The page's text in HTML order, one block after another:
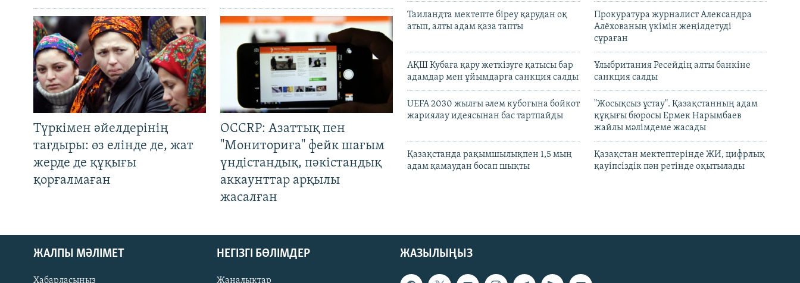
Түркімен әйелдерінің
тағдыры: өз елінде де, жат
жерде де құқығы
қорғалмаған
OCCRP: Азаттық пен
"Мониториға" фейк шағым
үндістандық, пәкістандық
аккаунттар арқылы
жасалған
Таиландта мектепте біреу қарудан оқ
атып, алты адам қаза тапты
Прокуратура журналист Александра
Алёхованың үкімін жеңілдетуді
сұраған
АҚШ Кубаға қару жеткізуге қатысы бар
адамдар мен ұйымдарға санкция салды
Ұлыбритания Ресейдің алты банкіне
санкция салды
UEFA 2030 жылғы әлем кубогына бойкот
жариялау идеясынан бас тартпайды
"Жосықсыз ұстау". Қазақстанның адам
құқығы бюросы Ермек Нарымбаев
жайлы мәлімдеме жасады
Қазақстанда рақымшылықпен 1,5 мың
адам қамаудан босап шықты
Қазақстан мектептерінде ЖИ, цифрлық
қауіпсіздік пән ретінде оқытылады
ЖАЗЫЛЫҢЫЗ
ЖАЛПЫ МӘЛІМЕТ
Хабарласыңыз
НЕГІЗГІ БӨЛІМДЕР
Жаңалықтар